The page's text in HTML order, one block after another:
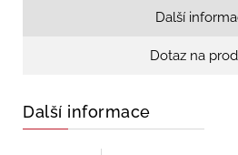
Další
Dotaz na
Další informace